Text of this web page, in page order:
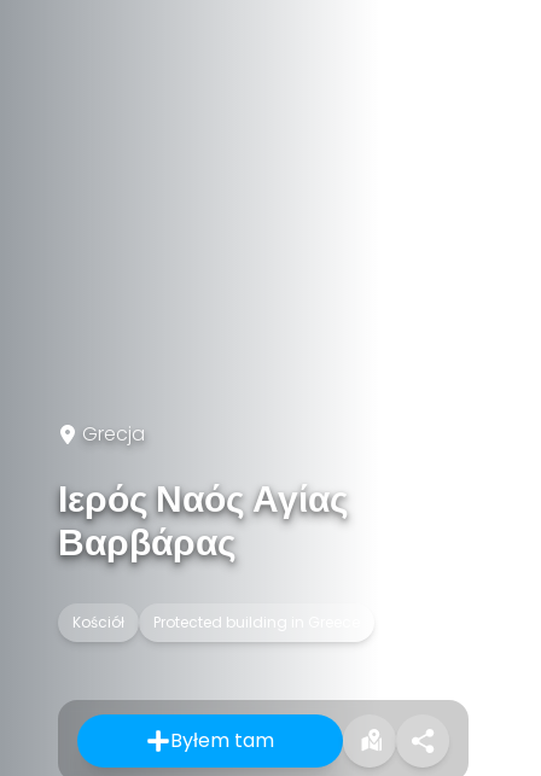
Grecja
Ιερός Ναός Αγίας
Βαρβάρας
Kościół Protected building in Greece
Byłem tam